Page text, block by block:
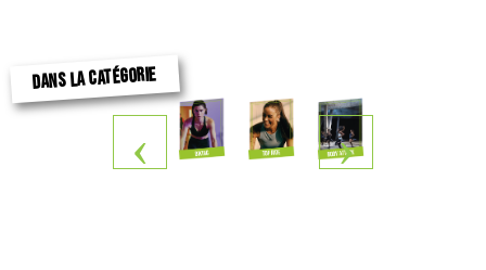
DANS LA CATÉGORIE